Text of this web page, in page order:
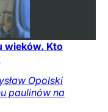
wieków. Kto
Opolski
paulinów na